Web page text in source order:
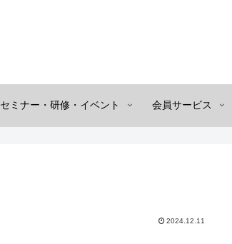
セミナー・研修・イベント 会員サービス
2024.12.11